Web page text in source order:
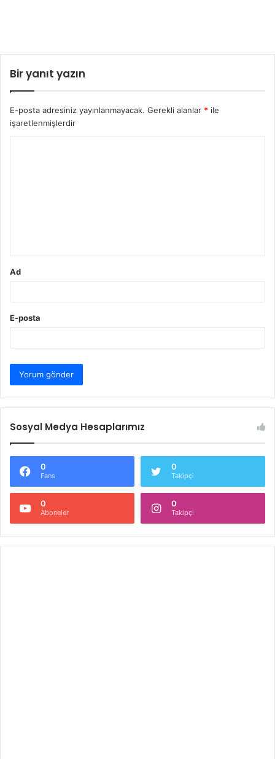
Bir yanıt yazın
E-posta adresiniz yayınlanmayacak. Gerekli alanlar * ile
işaretlenmişlerdir
Ad
E-posta
Sosyal Medya Hesaplarımız
0
Fans
0
Takipçi
0
Aboneler
0
Takipçi